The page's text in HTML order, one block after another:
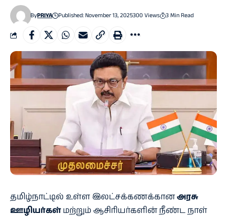
ByPRIYA Published: November 13, 2025300 Views 3 Min Read
தமிழ்நாட்டில் உள்ள இலட்சக்கணக்கானஅரசு
ஊழியர்கள்மற்றும் ஆசிரியர்களின் நீண்ட நாள்